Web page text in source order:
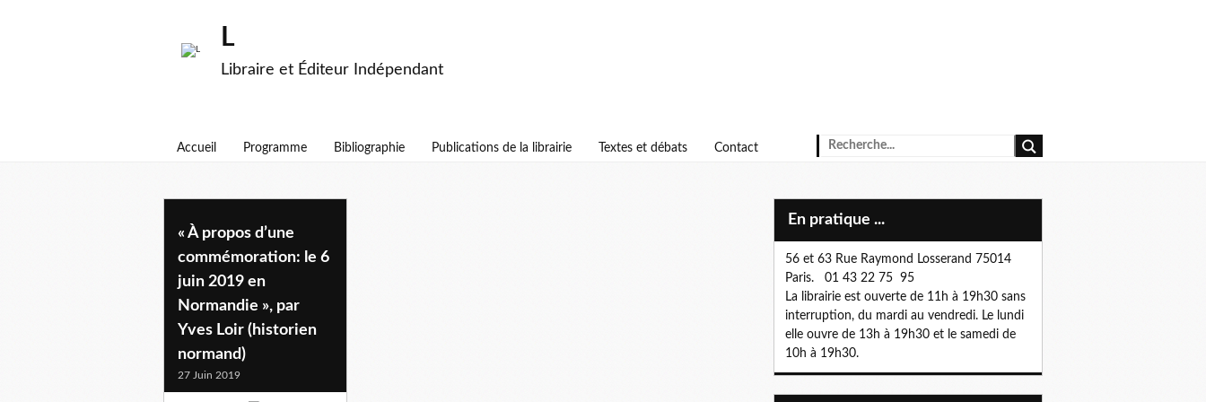
L
Libraire et Éditeur Indépendant
Accueil Programme Bibliographie Publications de la librairie Textes et débats Contact
bagration
« À propos d’une
commémoration: le 6
juin 2019 en
Normandie », par
Yves Loir (historien
normand)
27 Juin 2019
En pratique ...
56 et 63 Rue Raymond Losserand 75014
Paris. 01 43 22 75 95
La librairie est ouverte de 11h à 19h30 sans
interruption, du mardi au vendredi. Le lundi
elle ouvre de 13h à 19h30 et le samedi de
10h à 19h30.